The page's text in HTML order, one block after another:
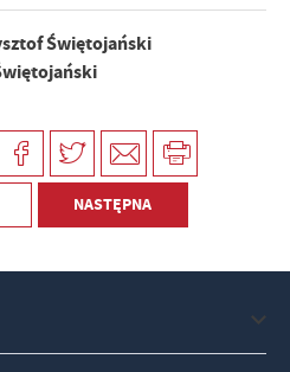
Świętojański
NASTĘPNA